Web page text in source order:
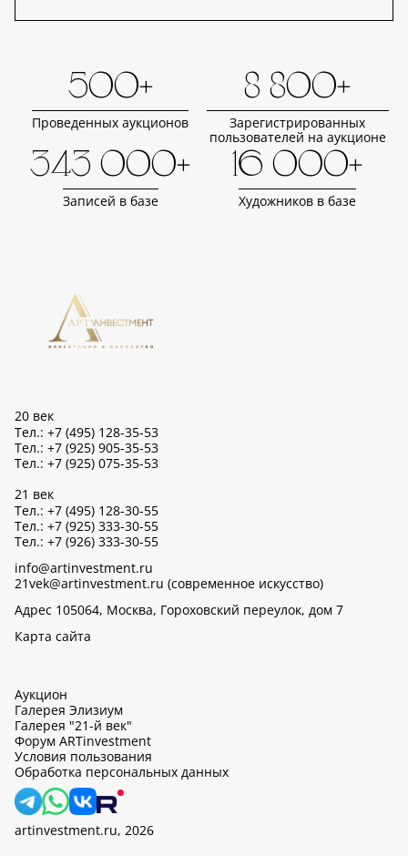
500+
Проведенных аукционов
8 800+
Зарегистрированных
пользователей на аукционе
343 000+
Записей в базе
16 000+
Художников в базе
20 век
Тел.: +7 (495) 128-35-53
Тел.: +7 (925) 905-35-53
Тел.: +7 (925) 075-35-53
21 век
Тел.: +7 (495) 128-30-55
Тел.: +7 (925) 333-30-55
Тел.: +7 (926) 333-30-55
info@artinvestment.ru
21vek@artinvestment.ru (современное искусство)
Адрес 105064, Москва, Гороховский переулок, дом 7
Карта сайта
Аукцион
Галерея Элизиум
Галерея "21-й век"
Форум ARTinvestment
Условия пользования
Обработка персональных данных
artinvestment.ru, 2026